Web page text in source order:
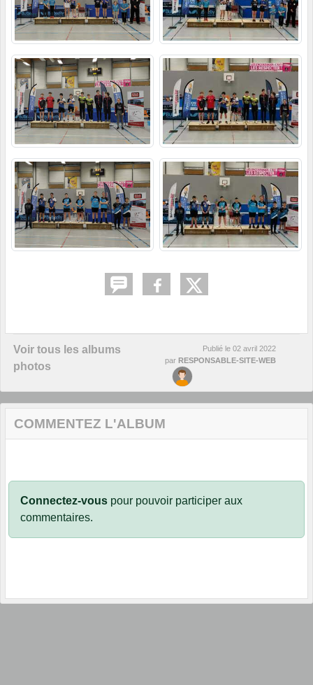
Voir tous les albums
photos
Publié le 02 avril 2022
par RESPONSABLE-SITE-WEB
COMMENTEZ L'ALBUM
Connectez-vous pour pouvoir participer aux
commentaires.